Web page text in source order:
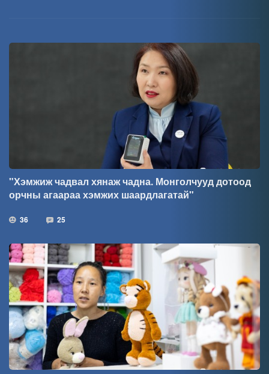
"Хэмжиж чадвал хянаж чадна. Монголчууд дотоод
орчны агаараа хэмжих шаардлагатай"
36 25